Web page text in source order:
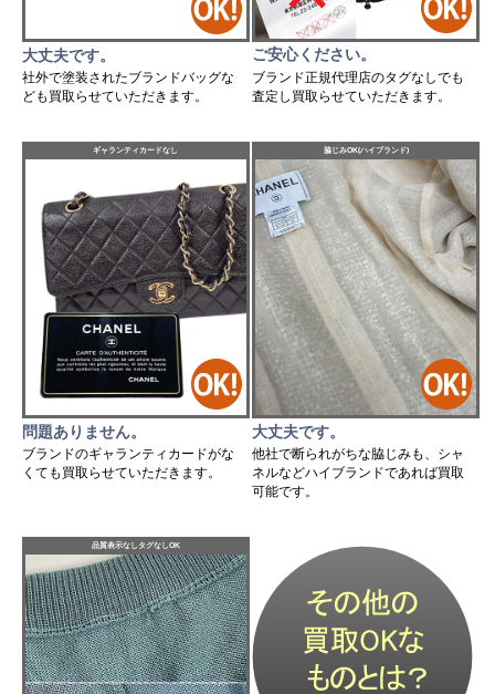
大丈夫です。
社外で塗装されたブランドバッグな
ども買取らせていただきます。
ご安心ください。
ブランド正規代理店のタグなしでも
査定し買取らせていただきます。
ギャランティカードなし
問題ありません。
ブランドのギャランティカードがな
くても買取らせていただきます。
脇じみOK(ハイブランド)
大丈夫です。
他社で断られがちな脇じみも、シャ
ネルなどハイブランドであれば買取
可能です。
品質表示なしタグなしOK